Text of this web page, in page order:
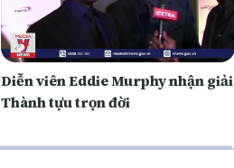
Diễn viên Eddie Murphy nhận giải
Thành tựu trọn đời